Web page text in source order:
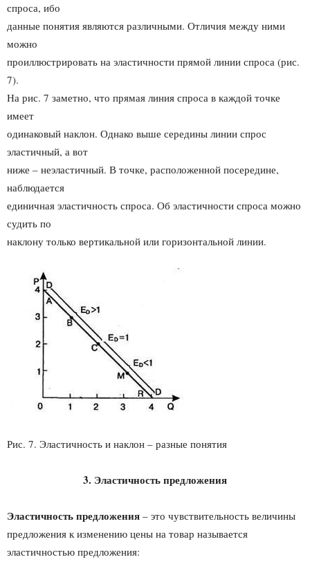
спроса, ибо
данные понятия являются различными. Отличия между ними
можно
проиллюстрировать на эластичности прямой линии спроса (рис.
7).
На рис. 7 заметно, что прямая линия спроса в каждой точке
имеет
одинаковый наклон. Однако выше середины линии спрос
эластичный, а вот
ниже – неэластичный. В точке, расположенной посередине,
наблюдается
единичная эластичность спроса. Об эластичности спроса можно
судить по
наклону только вертикальной или горизонтальной линии.
Рис. 7. Эластичность и наклон – разные понятия
3. Эластичность предложения
Эластичность предложения – это чувствительность величины
предложения к изменению цены на товар называется
эластичностью предложения: